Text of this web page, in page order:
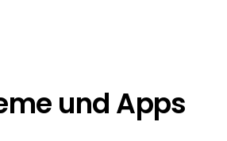
und Apps